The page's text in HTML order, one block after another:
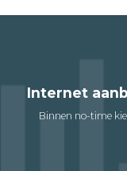
Internet
Binnen no-time